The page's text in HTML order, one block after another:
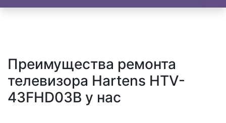
Преимущества ремонта
телевизора Hartens HTV-
43FHD03B у нас